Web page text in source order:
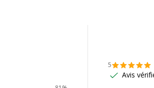
5
Avis